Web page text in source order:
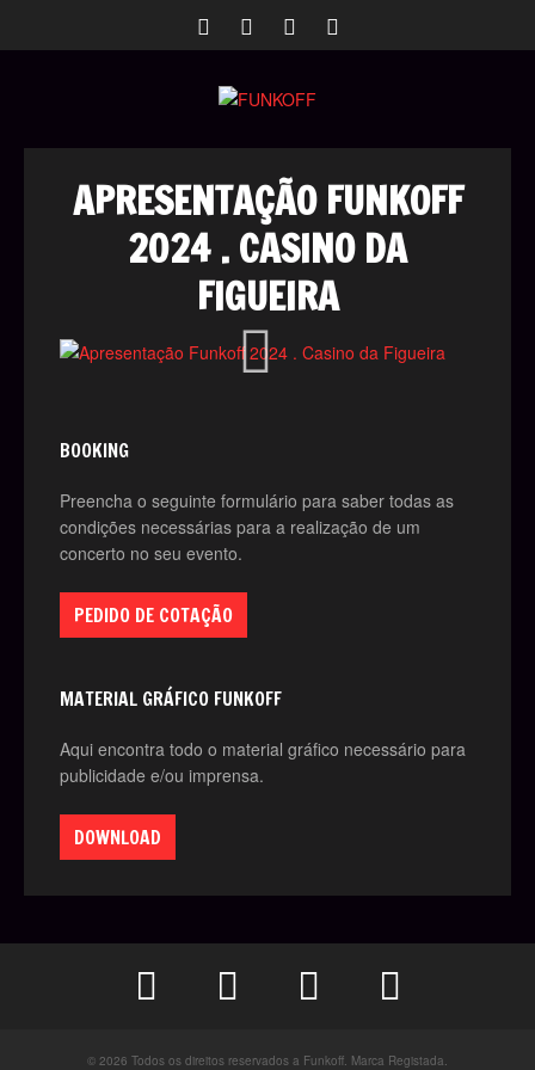
APRESENTAÇÃO FUNKOFF
2024 . CASINO DA
FIGUEIRA
BOOKING
Preencha o seguinte formulário para saber todas as
condições necessárias para a realização de um
concerto no seu evento.
PEDIDO DE COTAÇÃO
MATERIAL GRÁFICO FUNKOFF
Aqui encontra todo o material gráfico necessário para
publicidade e/ou imprensa.
DOWNLOAD
© 2026 Todos os direitos reservados a Funkoff. Marca Registada.